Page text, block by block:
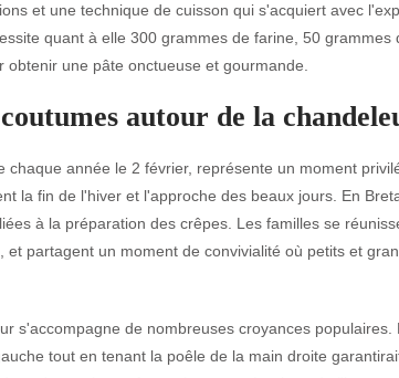
et une technique de cuisson qui s'acquiert avec
quant à elle 300 grammes de farine, 50
obtenir une pâte onctueuse et gourmande.
autour de la
chaque année le 2 février, représente un moment
la fin de l'hiver et l'approche des beaux jours. En
à la préparation des crêpes. Les familles se
et partagent un moment de convivialité où petits et
s'accompagne de nombreuses croyances
tout en tenant la poêle de la main droite